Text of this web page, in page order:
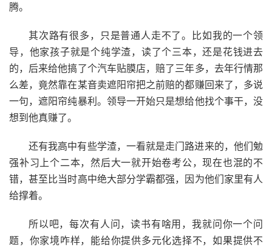
腾。
其次路有很多，只是普通人走不了。比如我的一个领
导，他家孩子就是个纯学渣，读了个三本，还是花钱进去
的，后来给他搞了个汽车贴膜店，赔了三年多，去年行情那
么差，竟然靠在某音卖遮阳帘把之前赔的都赚回来了，多说
一句，遮阳帘纯暴利。领导一开始只是想给他找个事干，没
想到他真赚了。
还有我高中有些学渣，一看就是走门路进来的，他们勉
强补习上个二本，然后大一就开始卷考公，现在也混的不
错，甚至比当时高中绝大部分学霸都强，因为他们家里有人
给撑着。
所以吧，每次有人问，读书有啥用，我就问你一个问
题，你家境咋样，能给你提供多元化选择不，如果提供不